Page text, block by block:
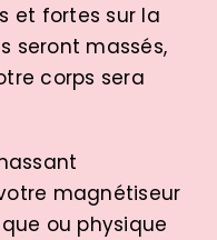
et fortes sur la
seront massés,
corps sera
magnétiseur
ou physique